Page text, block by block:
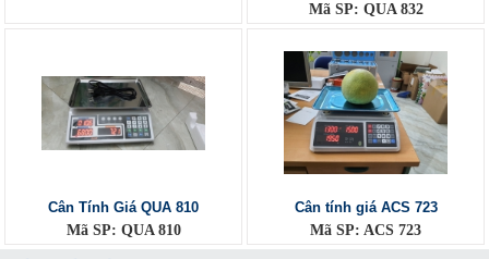
Mã SP: QUA 832
Cân Tính Giá QUA 810
Mã SP: QUA 810
Cân tính giá ACS 723
Mã SP: ACS 723